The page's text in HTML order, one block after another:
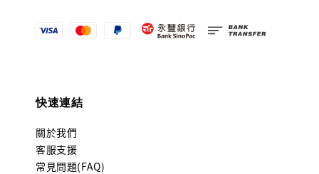
快速連結
關於我們
客服支援
常見問題(FAQ)